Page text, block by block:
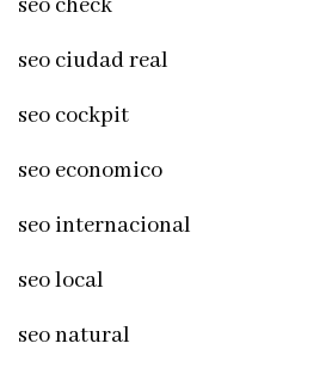
seo check
seo ciudad real
seo cockpit
seo economico
seo internacional
seo local
seo natural